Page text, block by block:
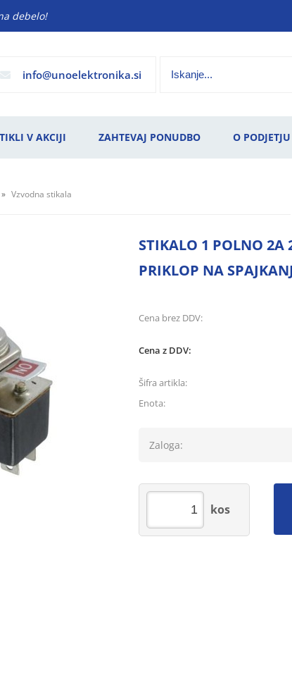
debelo!
info unoelektronika.si
V AKCIJI ZAHTEVAJ PONUDBO O PODJETJU
Vzvodna stikala
STIKALO 1 POLNO 2A
PRIKLOP NA
Cena brez DDV:
Cena z DDV:
Šifra artikla:
Enota:
Zaloga:
kos